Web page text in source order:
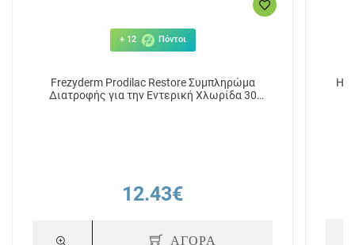
+ 12 Πόντοι
Frezyderm Prodilac Restore Συμπληρώμα
Διατροφής για την Εντερική Χλωρίδα 30
12.43€
ΑΓΟΡΑ